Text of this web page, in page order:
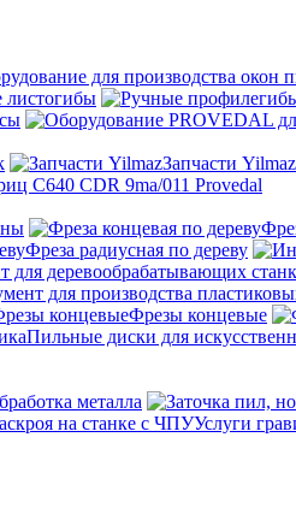
листогибы
Запчасти Yilmaz
C640 CDR 9ma/011 Provedal
Фреза радиусная по дереву
для деревообрабатывающих
для производства
Фрезы концевые
Пильные диски для
металла
Услуги